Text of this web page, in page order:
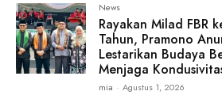
News
Rayakan Milad FBR
Tahun, Pramono
Lestarikan Budaya
Menjaga
mia - Agustus 1, 2026